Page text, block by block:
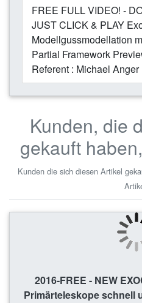
FREE FULL VIDEO! -
JUST CLICK & PLAY
Modellgussmodellation
Partial Framework
Referent : Michael
Kunden, die
gekauft
Kunden die sich diesen Artikel
2016-FREE - NEW
Primärteleskope schnell